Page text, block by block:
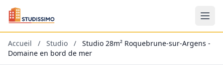
Accueil / Studio /
Studio 28m² Roquebrune-sur-Argens -
Domaine en bord de mer